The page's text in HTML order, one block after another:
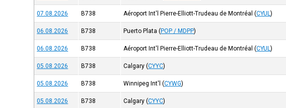
07.08.2026 B738 Aéroport Int'l Pierre-Elliott-Trudeau de Montréal (CYUL)
06.08.2026 B738 Puerto Plata (POP / MDPP)
06.08.2026 B738 Aéroport Int'l Pierre-Elliott-Trudeau de Montréal (CYUL)
05.08.2026 B738 Calgary (CYYC)
05.08.2026 B738 Winnipeg Int'l (CYWG)
05.08.2026 B738 Calgary (CYYC)